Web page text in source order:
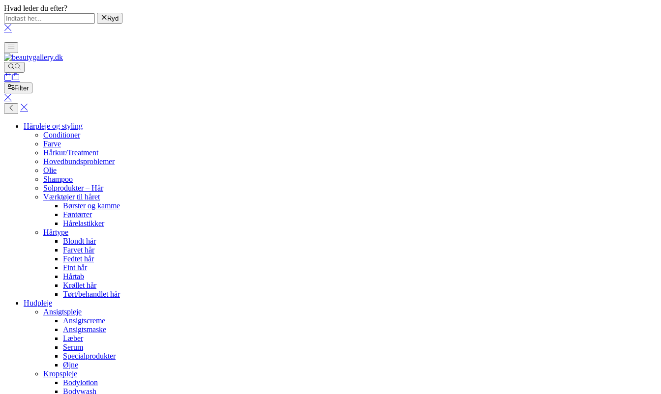
Hvad leder du efter?
Ryd
Filter
Hårpleje og styling
Conditioner
Farve
Hårkur/Treatment
Hovedbundsproblemer
Olie
Shampoo
Solprodukter – Hår
Værktøjer til håret
Børster og kamme
Føntørrer
Hårelastikker
Hårtype
Blondt hår
Farvet hår
Fedtet hår
Fint hår
Hårtab
Krøllet hår
Tørt/behandlet hår
Hudpleje
Ansigtspleje
Ansigtscreme
Ansigtsmaske
Læber
Serum
Specialprodukter
Øjne
Kropspleje
Bodylotion
Bodywash